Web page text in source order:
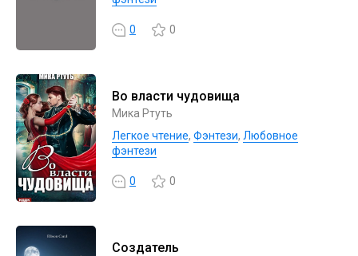
0 0
Во власти чудовища
Мика Ртуть
Легкое чтение, Фэнтези, Любовное
фэнтези
0 0
Создатель